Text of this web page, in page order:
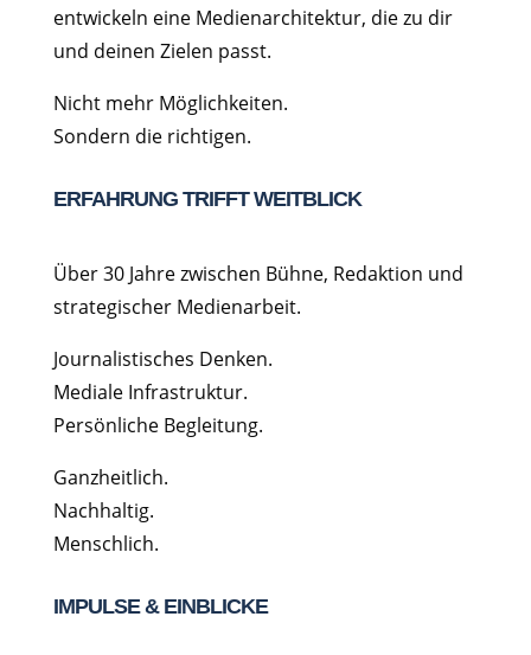
entwickeln eine Medienarchitektur, die zu dir
und deinen Zielen passt.
Nicht mehr Möglichkeiten.
Sondern die richtigen.
ERFAHRUNG TRIFFT WEITBLICK
Über 30 Jahre zwischen Bühne, Redaktion und
strategischer Medienarbeit.
Journalistisches Denken.
Mediale Infrastruktur.
Persönliche Begleitung.
Ganzheitlich.
Nachhaltig.
Menschlich.
IMPULSE & EINBLICKE